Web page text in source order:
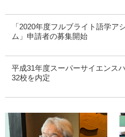
「2020年度フルブライト語学ア
ム」申請者の募集開始
平成31年度スーパーサイエンス
32校を内定